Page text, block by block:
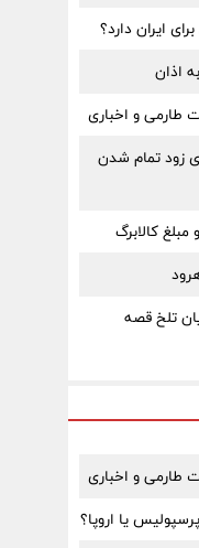
ایران دارد؟
اذان
و اخباری
زود تمام شدن
تلخ قصه
و اخباری
یا اروپا؟